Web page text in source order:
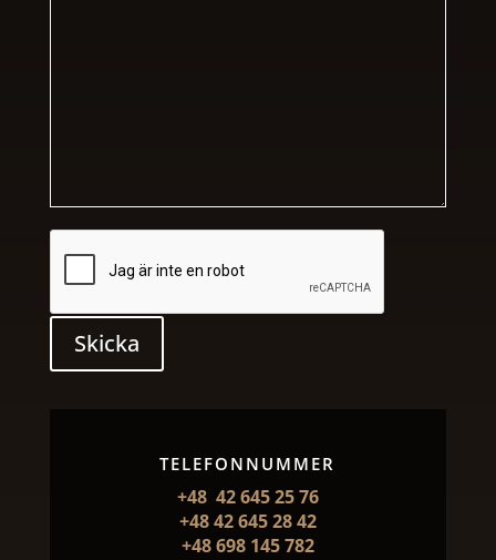
Skicka
TELEFONNUMMER
+48 42 645 25 76
+48 42 645 28 42
+48 698 145 782